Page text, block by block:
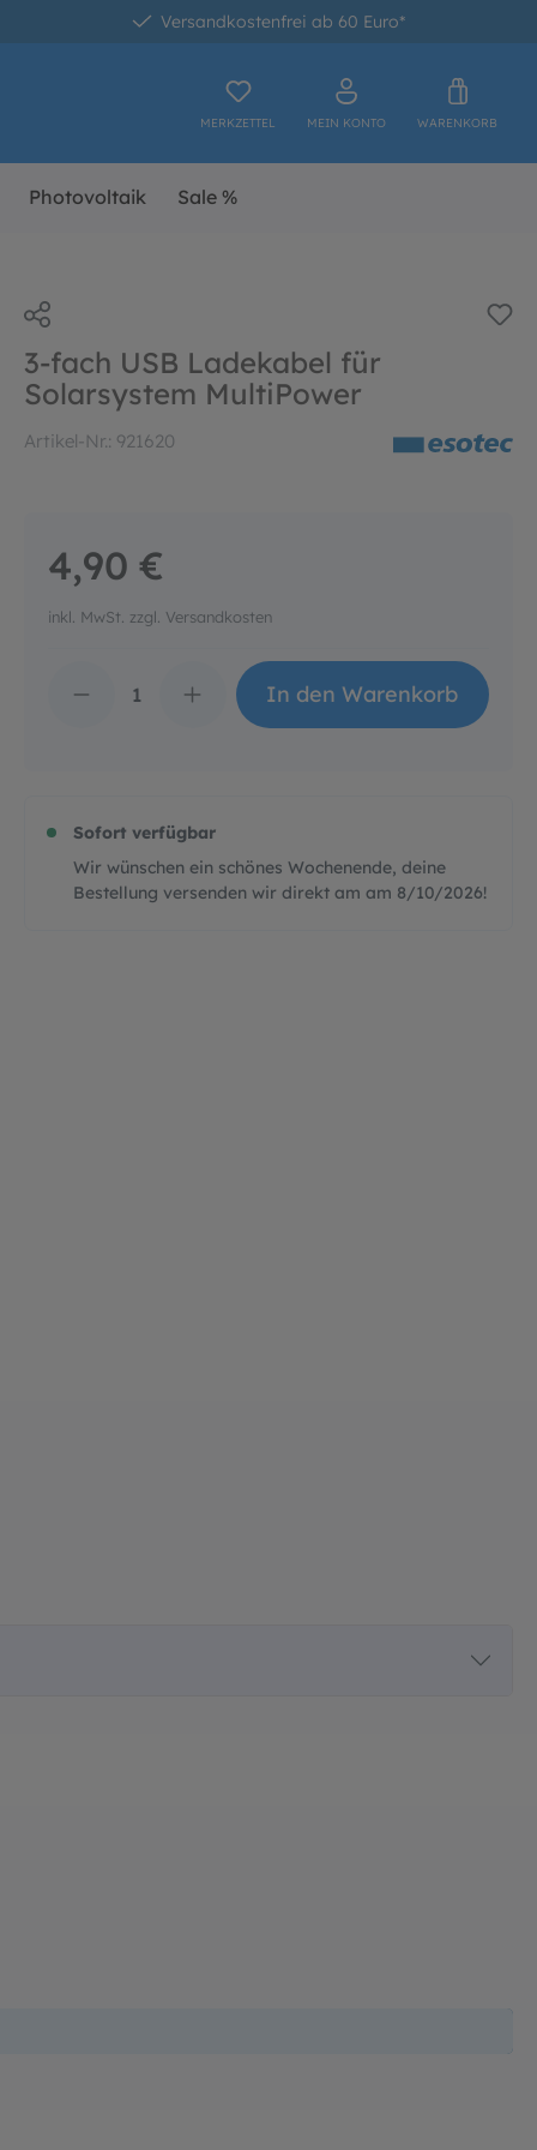
Versandkostenfrei ab 60 Euro*
MERKZETTEL MEIN KONTO WARENKORB
Photovoltaik Sale %
3-fach USB Ladekabel für
Solarsystem MultiPower
Artikel-Nr.: 921620
4,90 €
inkl. MwSt. zzgl. Versandkosten
Produkt Anzahl: Gib
In den Warenkorb
Sofort verfügbar
Wir wünschen ein schönes Wochenende, deine
Bestellung versenden wir direkt am am 8/10/2026!